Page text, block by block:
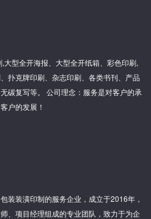
型全开海报、大型全开纸箱、彩色印刷,
扑克牌印刷、杂志印刷、各类书刊、产品
碳复写等。 公司理念：服务是对客户的承
户的发展！
装装潢印制的服务企业，成立于2016年，
、项目经理组成的专业团队，致力于为企